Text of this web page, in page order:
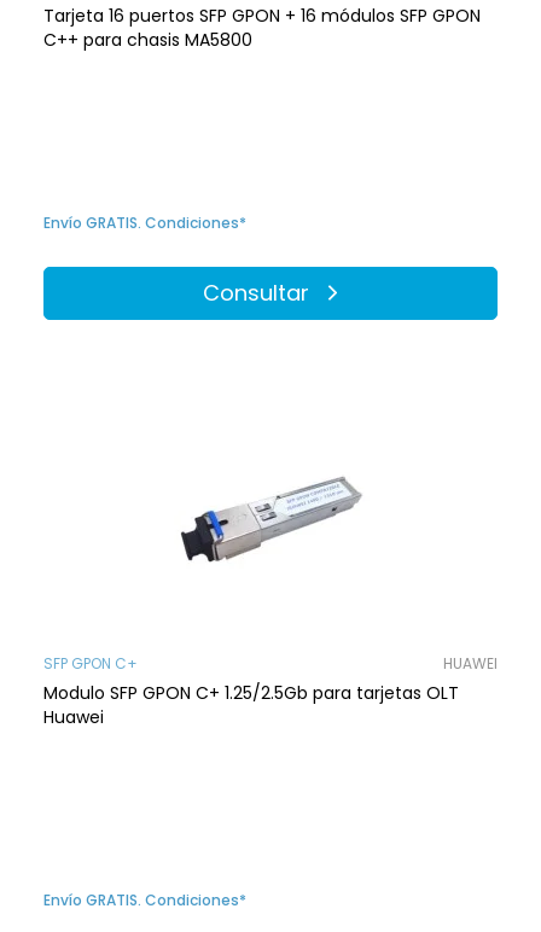
Tarjeta 16 puertos SFP GPON + 16 módulos SFP GPON
C++ para chasis MA5800
Envío GRATIS. Condiciones*
Consultar
SFP GPON C+ HUAWEI
Modulo SFP GPON C+ 1.25/2.5Gb para tarjetas OLT
Huawei
Envío GRATIS. Condiciones*